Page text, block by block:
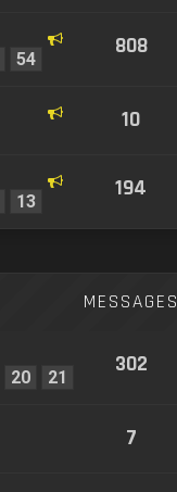
54 808
10
13 194
MESSAGES
20 21 302
7